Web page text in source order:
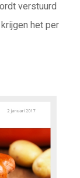
verstuurd
het per